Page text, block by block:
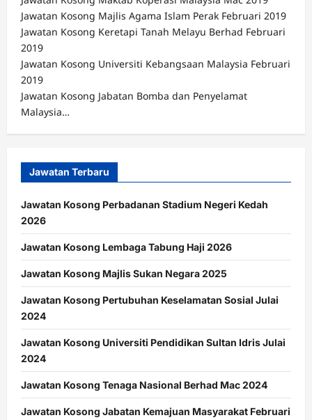
Jawatan Kosong Majlis Agama Islam Perak Februari 2019
Jawatan Kosong Keretapi Tanah Melayu Berhad Februari
2019
Jawatan Kosong Universiti Kebangsaan Malaysia Februari
2019
Jawatan Kosong Jabatan Bomba dan Penyelamat
Malaysia…
Jawatan Terbaru
Jawatan Kosong Perbadanan Stadium Negeri Kedah
2026
Jawatan Kosong Lembaga Tabung Haji 2026
Jawatan Kosong Majlis Sukan Negara 2025
Jawatan Kosong Pertubuhan Keselamatan Sosial Julai
2024
Jawatan Kosong Universiti Pendidikan Sultan Idris Julai
2024
Jawatan Kosong Tenaga Nasional Berhad Mac 2024
Jawatan Kosong Jabatan Kemajuan Masyarakat Februari